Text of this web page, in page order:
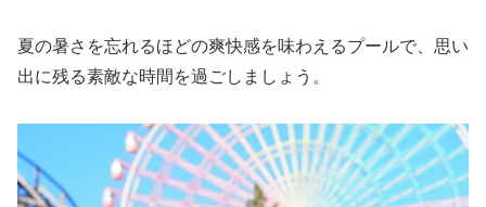
夏の暑さを忘れるほどの爽快感を味わえるプールで、思い
出に残る素敵な時間を過ごしましょう。